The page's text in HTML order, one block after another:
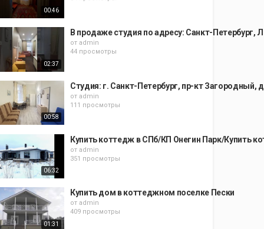
00:46
02:37
В продаже студия по адресу: Санкт-
от admin
44 просмотры
00:58
Студия: г. Санкт-Петербург, пр-кт Загородный,
от admin
111 просмотры
06:32
Купить коттедж в СПб/КП Онегин Парк/Купить
от admin
351 просмотры
01:31
Купить дом в коттеджном поселке Пески
от admin
409 просмотры